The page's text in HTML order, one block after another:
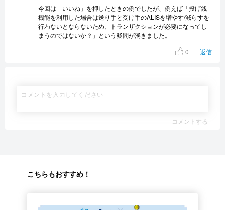
今回は「いいね」を押したときの例でしたが、例えば「投げ銭
機能を利用した場合は送り手と受け手のALISを増やす/減らすを
行わないとならないため、トランザクションが必要になってし
まうのではないか？」という疑問が湧きました。
0
返信
コメントする
こちらもおすすめ！